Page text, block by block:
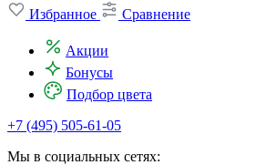
Избранное
Сравнение
Акции
Бонусы
Подбор цвета
+7 (495) 505-61-05
Мы в социальных сетях: